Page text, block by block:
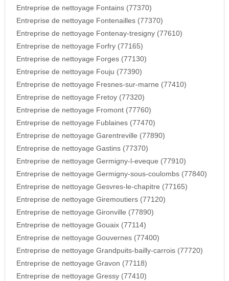
Entreprise de nettoyage Fontains (77370)
Entreprise de nettoyage Fontenailles (77370)
Entreprise de nettoyage Fontenay-tresigny (77610)
Entreprise de nettoyage Forfry (77165)
Entreprise de nettoyage Forges (77130)
Entreprise de nettoyage Fouju (77390)
Entreprise de nettoyage Fresnes-sur-marne (77410)
Entreprise de nettoyage Fretoy (77320)
Entreprise de nettoyage Fromont (77760)
Entreprise de nettoyage Fublaines (77470)
Entreprise de nettoyage Garentreville (77890)
Entreprise de nettoyage Gastins (77370)
Entreprise de nettoyage Germigny-l-eveque (77910)
Entreprise de nettoyage Germigny-sous-coulombs (77840)
Entreprise de nettoyage Gesvres-le-chapitre (77165)
Entreprise de nettoyage Giremoutiers (77120)
Entreprise de nettoyage Gironville (77890)
Entreprise de nettoyage Gouaix (77114)
Entreprise de nettoyage Gouvernes (77400)
Entreprise de nettoyage Grandpuits-bailly-carrois (77720)
Entreprise de nettoyage Gravon (77118)
Entreprise de nettoyage Gressy (77410)